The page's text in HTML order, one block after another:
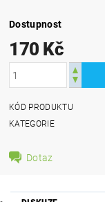
Dostupnost
170 Kč
KÓD PRODUKTU
KATEGORIE
Dotaz